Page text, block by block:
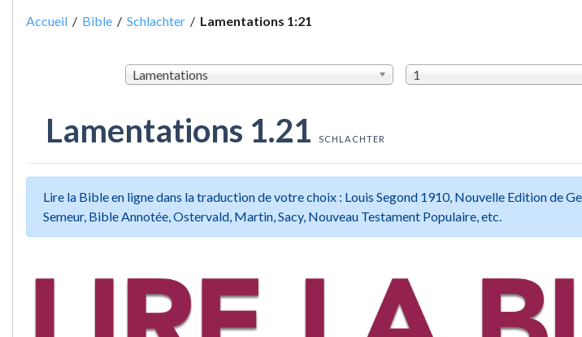
Accueil / Bible / Schlachter / Lamentations 1:21
Lamentations 1
Lamentations 1.21 SCHLACHTER
Lire la Bible en ligne dans la traduction de votre choix : Louis Segond 1910, Nouvelle Edition de
Semeur, Bible Annotée, Ostervald, Martin, Sacy, Nouveau Testament Populaire, etc.